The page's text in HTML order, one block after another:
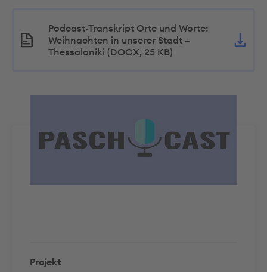
Podcast-Transkript Orte und Worte:
Weihnachten in unserer Stadt –
Thessaloniki (DOCX, 25 KB)
Projekt